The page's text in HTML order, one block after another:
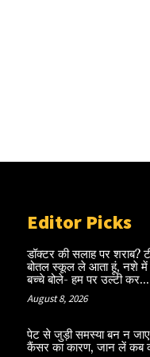
Editor Picks
डॉक्टर की सलाह पर शराब?
बोतल स्कूल ले आता हूं, नशे में
बच्चे बोले- हम पर उल्टी कर...
August 8, 2026
पेट से जुड़ी समस्या बन न
कैंसर का कारण, जान लें कब